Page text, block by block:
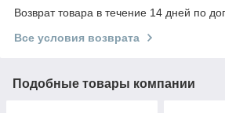
Возврат товара в течение 14 дней по
Все условия возврата
Подобные товары компании